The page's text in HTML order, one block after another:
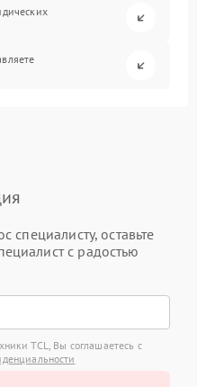
специалисту, оставьте
с радостью
TCL, Вы соглашаетесь с